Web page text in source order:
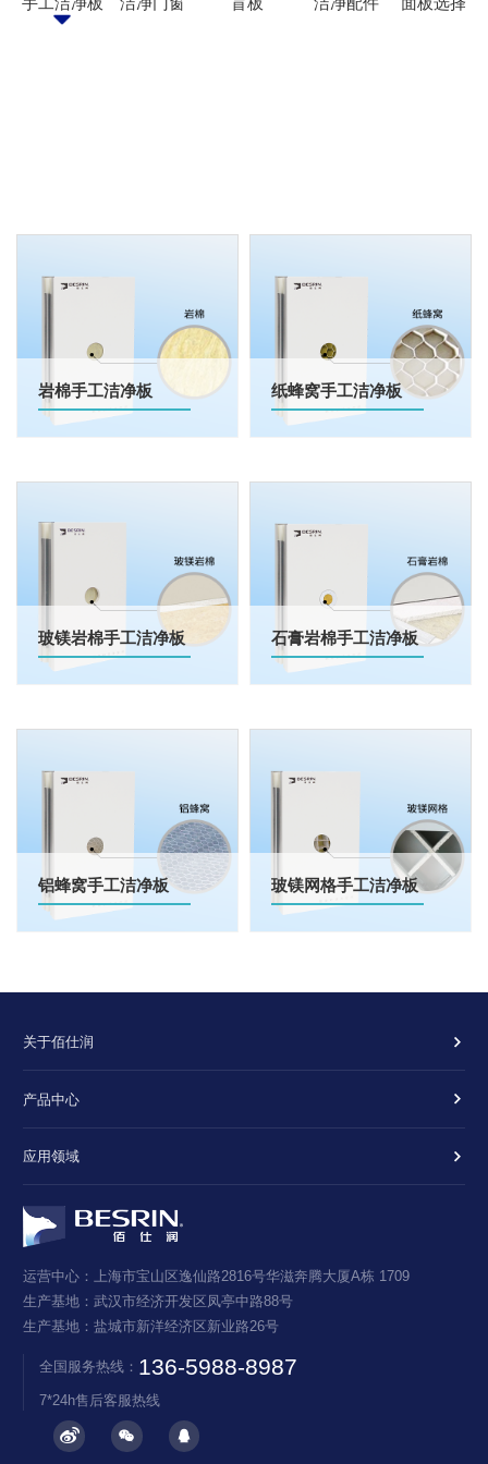
岩棉手工洁净板 纸蜂窝手工洁净板
玻镁岩棉手工洁净板 石膏岩棉手工洁净板
铝蜂窝手工洁净板 玻镁网格手工洁净板
关于佰仕润
产品中心
应用领域
运营中心：上海市宝山区逸仙路2816号华滋奔腾大厦A栋 1709
生产基地：武汉市经济开发区凤亭中路88号
生产基地：盐城市新洋经济区新业路26号
全国服务热线： 136-5988-8987
7*24h售后客服热线